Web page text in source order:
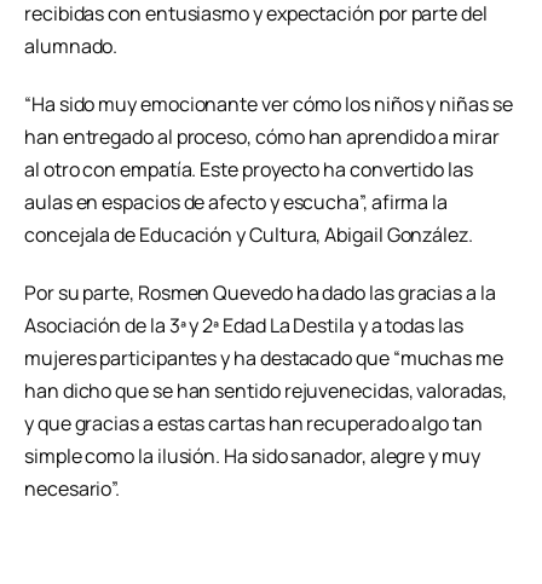
recibidas con entusiasmo y expectación por parte del
alumnado.
“Ha sido muy emocionante ver cómo los niños y niñas se
han entregado al proceso, cómo han aprendido a mirar
al otro con empatía. Este proyecto ha convertido las
aulas en espacios de afecto y escucha”, afirma la
concejala de Educación y Cultura, Abigail González.
Por su parte, Rosmen Quevedo ha dado las gracias a la
Asociación de la 3ª y 2ª Edad La Destila y a todas las
mujeres participantes y ha destacado que “muchas me
han dicho que se han sentido rejuvenecidas, valoradas,
y que gracias a estas cartas han recuperado algo tan
simple como la ilusión. Ha sido sanador, alegre y muy
necesario”.